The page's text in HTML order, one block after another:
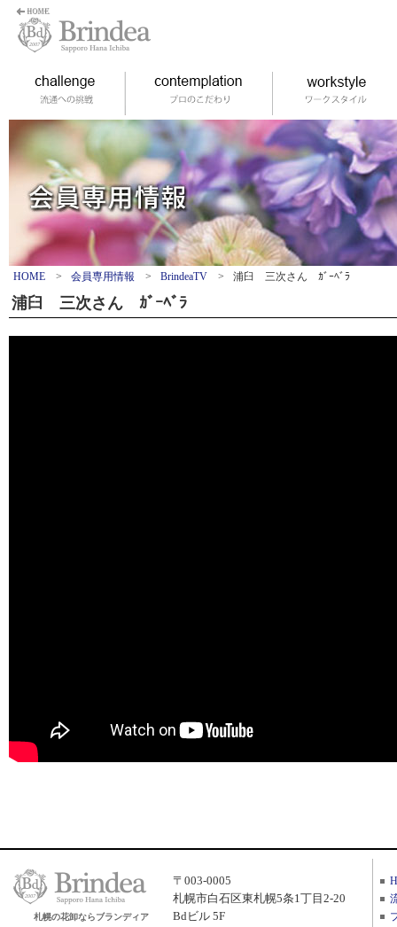
HOME > 会員専用情報 > BrindeaTV > 浦臼 三次さん ｶﾞｰﾍﾞﾗ
浦臼 三次さん ｶﾞｰﾍﾞﾗ
札幌の花卸ならブランディア
〒003-0005
札幌市白石区東札幌5条1丁目2-20
Bdビル 5F